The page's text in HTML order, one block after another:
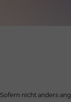
Sofern nicht anders